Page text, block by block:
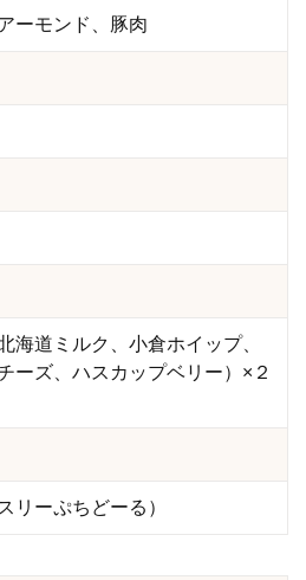
ーモンド、豚肉
海道ミルク、小倉ホイップ、
ーズ、ハスカップベリー）×２
リーぷちどーる）